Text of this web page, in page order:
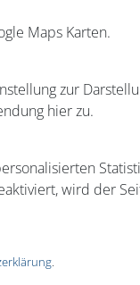
Maps Karten.
zur
hier zu.
wird der